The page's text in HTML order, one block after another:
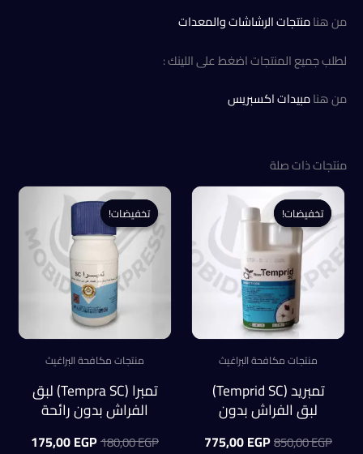
من هنامنتجات الرشاشات والمعدات
لطلب جميع المنتجات اضغط على اللينك :
من هنامبيدات اكسبريس
منتجات ذات صلة
تخفيضات!
تخفيضات!
منتجات مكافحة البراغيث
تمبريد (Temprid SC)
لبق الفراش بدون
850,00EGP السعر775,00EGP
تخفيضات!
تخفيضات!
منتجات مكافحة البراغيث
تمبرا (Tempra SC) لبق
الفراش بدون رائحة
180,00EGP السعر175,00EGP